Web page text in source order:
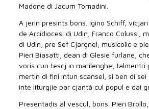
Madone di Jacum Tomadini.
A jerin presints bons. Igino Schiff,
de Arcidiocesi di Udin, Franco Colussi,
di Udin, pre Sef Cjargnel, musicolic e
Pieri Biasatti, dean di Glesie furlane,
voris cun tescj in marilenghe, talmentri
mertin di finî intun scansel, si ben di sei
inte liturgjie par cjantâ cul popul e dai
Presentadis al vescul, bons. Pieri